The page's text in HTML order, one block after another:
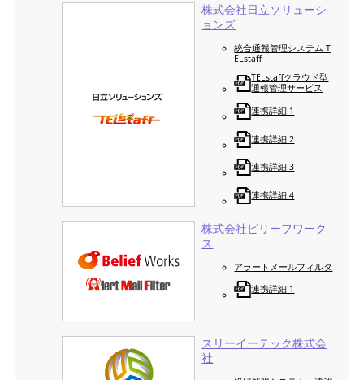
株式会社日立ソリューシ
ョンズ
統合通報管理システム T
ELstaff
TELstaffクラウド型
通報管理サービス
連携詳細 1
連携詳細 2
連携詳細 3
連携詳細 4
株式会社ビリーフワーク
ス
アラートメールフィルタ
連携詳細 1
スリーイーテック株式会
社